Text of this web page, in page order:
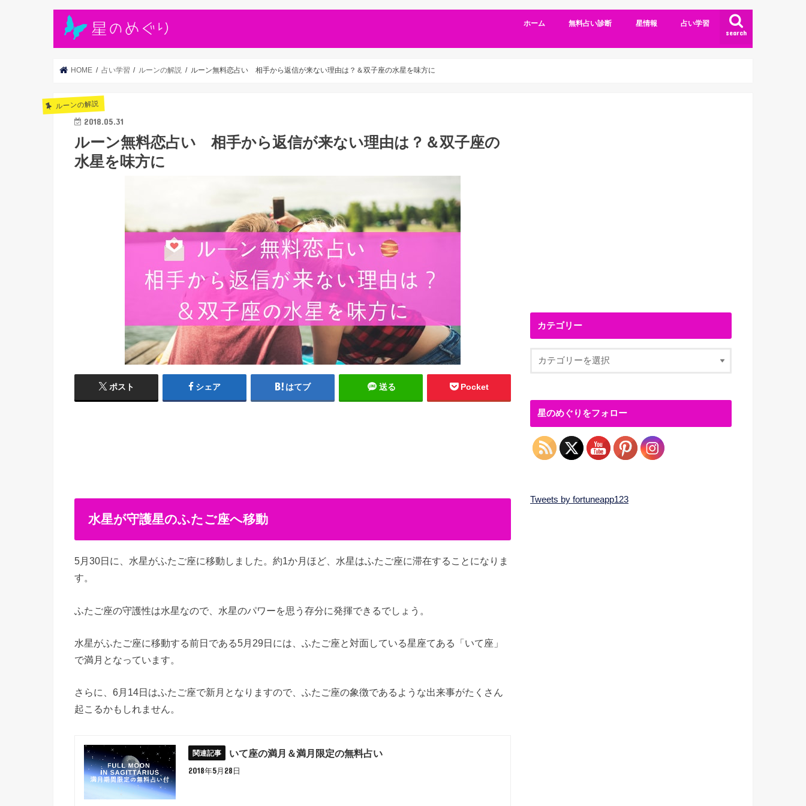
search
ホーム 無料占い診断 星情報 占い学習
HOME 占い学習 ルーンの解説 ルーン無料恋占い 相手から返信が来ない理由は？＆双子座の水星を味方に
ルーンの解説
2018.05.31
ルーン無料恋占い 相手から返信が来ない理由は？＆双子座の
水星を味方に
ポスト シェア はてブ 送る Pocket
水星が守護星のふたご座へ移動
5月30日に、水星がふたご座に移動しました。約1か月ほど、水星はふたご座に滞在することになりま
す。
ふたご座の守護性は水星なので、水星のパワーを思う存分に発揮できるでしょう。
水星がふたご座に移動する前日である5月29日には、ふたご座と対面している星座てある「いて座」
で満月となっています。
さらに、6月14日はふたご座で新月となりますので、ふたご座の象徴であるような出来事がたくさん
起こるかもしれません。
いて座の満月＆満月限定の無料占い
2018年5月28日
カテゴリー
星のめぐりをフォロー
Tweets by fortuneapp123